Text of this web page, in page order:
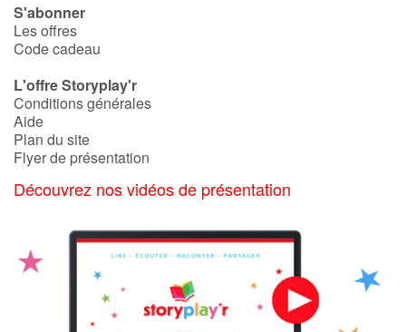
S'abonner
Les offres
Code cadeau
L'offre Storyplay'r
Conditions générales
Aide
Plan du site
Flyer de présentation
Découvrez nos vidéos de présentation